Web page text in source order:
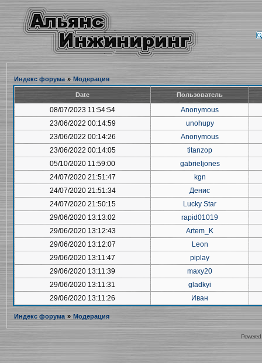
Индекс форума » Модерация
Date Пользователь
08/07/2023 11:54:54
Anonymous
23/06/2022 00:14:59
unohupy
23/06/2022 00:14:26
Anonymous
23/06/2022 00:14:05
titanzop
05/10/2020 11:59:00
gabrieljones
24/07/2020 21:51:47
kgn
24/07/2020 21:51:34
Денис
24/07/2020 21:50:15
Lucky Star
29/06/2020 13:13:02
rapid01019
29/06/2020 13:12:43
Artem_K
29/06/2020 13:12:07
Leon
29/06/2020 13:11:47
piplay
29/06/2020 13:11:39
maxy20
29/06/2020 13:11:31
gladkyi
29/06/2020 13:11:26
Иван
Индекс форума » Модерация